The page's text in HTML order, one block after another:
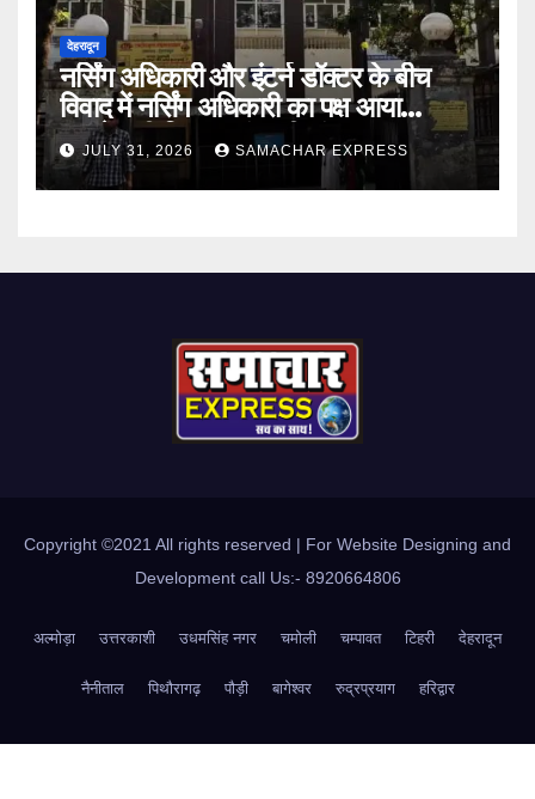
देहरादून
नर्सिंग अधिकारी और इंटर्न डॉक्टर के बीच
विवाद में नर्सिंग अधिकारी का पक्ष आया
सामने,करी निष्पक्ष जांच की मांग
JULY 31, 2026 SAMACHAR EXPRESS
Copyright ©2021 All rights reserved | For Website Designing and
Development call Us:- 8920664806
अल्मोड़ा उत्तरकाशी उधमसिंह नगर चमोली चम्पावत टिहरी देहरादून
नैनीताल पिथौरागढ़ पौड़ी बागेश्वर रुद्रप्रयाग हरिद्वार